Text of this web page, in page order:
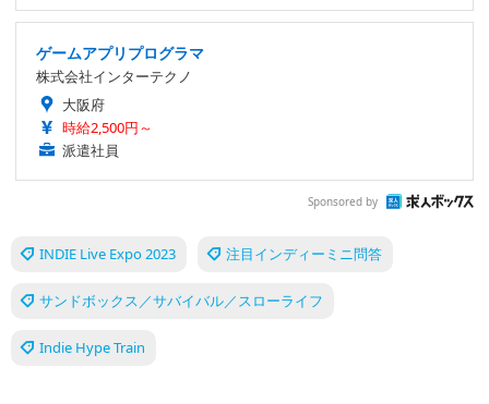
ゲームアプリプログラマ
株式会社インターテクノ
大阪府
時給2,500円～
派遣社員
Sponsored by
INDIE Live Expo 2023 注目インディーミニ問答
サンドボックス／サバイバル／スローライフ
Indie Hype Train